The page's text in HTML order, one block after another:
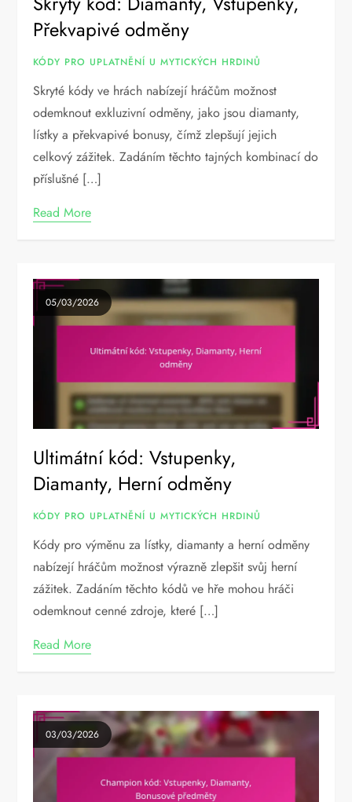
Překvapivé odměny
KÓDY PRO UPLATNĚNÍ U MYTICKÝCH HRDINŮ
Skryté kódy ve hrách nabízejí hráčům možnost
odemknout exkluzivní odměny, jako jsou diamanty,
lístky a překvapivé bonusy, čímž zlepšují jejich
celkový zážitek. Zadáním těchto tajných kombinací do
příslušné […]
Read More
05/03/2026
Ultimátní kód: Vstupenky,
Diamanty, Herní odměny
KÓDY PRO UPLATNĚNÍ U MYTICKÝCH HRDINŮ
Kódy pro výměnu za lístky, diamanty a herní odměny
nabízejí hráčům možnost výrazně zlepšit svůj herní
zážitek. Zadáním těchto kódů ve hře mohou hráči
odemknout cenné zdroje, které […]
Read More
03/03/2026